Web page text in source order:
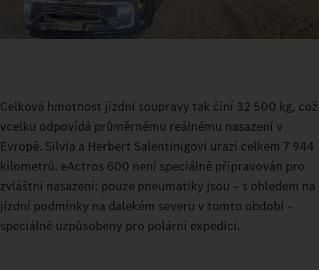
Celková hmotnost jízdní soupravy tak činí 32 500 kg, což
vcelku odpovídá průměrnému reálnému nasazení v
Evropě. Silvia a Herbert Salentinigovi urazí celkem 7 944
kilometrů. eActros 600 není speciálně připravován pro
zvláštní nasazení: pouze pneumatiky jsou – s ohledem na
jízdní podmínky na dalekém severu v tomto období –
speciálně uzpůsobeny pro polární expedici.